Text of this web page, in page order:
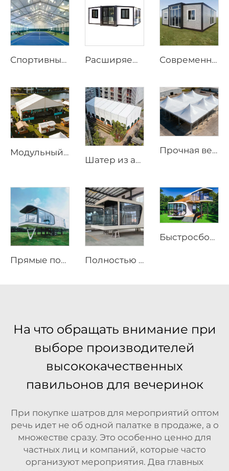
Спортивные шатры на заказ по заводским ценам | Быстросборные бадминтонные залы на алюминиевом каркасе для коммерческих объектов Расширяемый дом | Быстросборный prefab-студийный контейнер для мобильного проживания и коммерческих объектов Современный prefabрицированный дом с 3 спальнями | Расширяемый жилой контейнерный дом длиной 20 футов для устойчивого образа жизни
Модульный бескаркасный открытый шатёр | Решение для постоянных и временных событийных сооружений
Шатер из алюминия для круглогодичного использования | Коммерческий бескаркасный навес для открытых свадебных приемов и выставок
Прочная ветрозащитная каркасная палатка | Большая уличная тентовая конструкция для надёжной защиты от погодных условий
Прямые поставки с фабрики, водонепроницаемые тенты для улицы, дома с жесткой оболочкой, роскошный отель-палатка, дом Полностью укомплектованный prefabрицированный капсульный дом | Современная гостиничная кабина для быстрого развертывания
Быстросборный модульный кабинет Apple | Прочный мобильный prefab-металлический модуль для роскошного глэмпинга и современных гостиничных проектов
На что обращать внимание при
выборе производителей
высококачественных
павильонов для вечеринок
При покупке шатров для мероприятий оптом
речь идет не об одной палатке в продаже, а о
множестве сразу. Это особенно ценно для
частных лиц и компаний, которые часто
организуют мероприятия. Два главных